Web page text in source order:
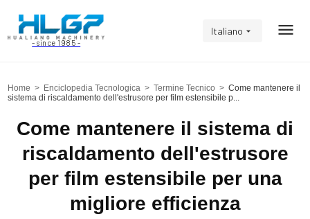
- since 1985 -
Italiano
Home > Enciclopedia Tecnologica > Termine Tecnico > Come mantenere il
sistema di riscaldamento dell'estrusore per film estensibile p...
Come mantenere il sistema di
riscaldamento dell'estrusore
per film estensibile per una
migliore efficienza